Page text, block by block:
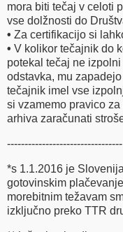
mora biti tečaj v celoti
vse dolžnosti do
• Za certifikacijo si
• V kolikor tečajnik do
potekal tečaj ne
odstavka, mu
tečajnik imel vse
si vzamemo pravico
arhiva zaračunati
---------------------------------
*s 1.1.2016 je
gotovinskim
morebitnim težavam
izključno preko TTR